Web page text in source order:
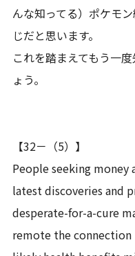
んな知ってる）ポケモ
じだと思います。
これを踏まえてもう一
ょう。
【32－（5）】
People seeking
latest discoveries and
desperate-for-a-cure
remote the connection